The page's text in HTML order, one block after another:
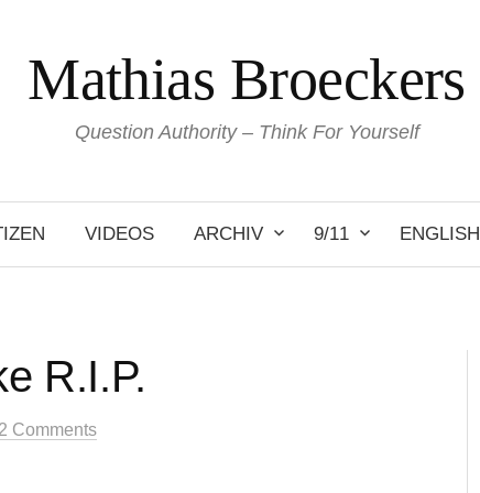
Mathias Broeckers
Question Authority – Think For Yourself
VIDEOS ARCHIV 9/11 ENGLISH
R.I.P.
Comments